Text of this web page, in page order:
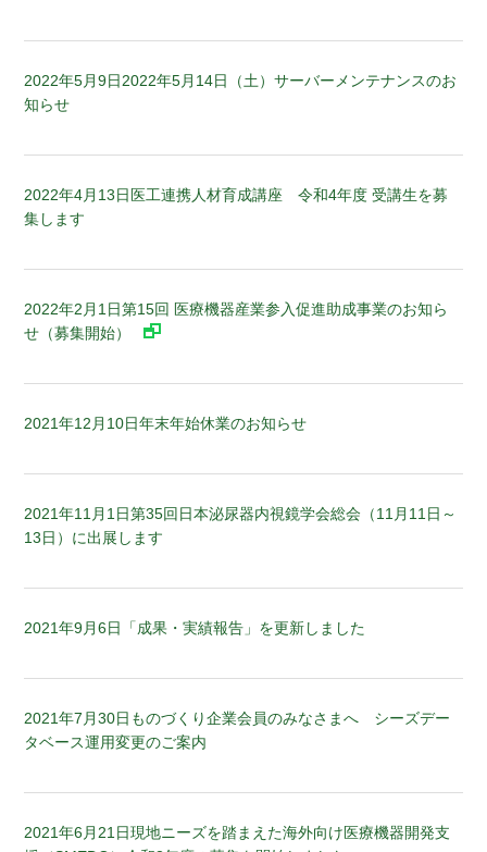
2022年5月9日2022年5月14日（土）サーバーメンテナンスのお
知らせ
2022年4月13日医工連携人材育成講座 令和4年度 受講生を募
集します
2022年2月1日第15回 医療機器産業参入促進助成事業のお知ら
せ（募集開始）
2021年12月10日年末年始休業のお知らせ
2021年11月1日第35回日本泌尿器内視鏡学会総会（11月11日～
13日）に出展します
2021年9月6日 「成果・実績報告」を更新しました
2021年7月30日 ものづくり企業会員のみなさまへ シーズデー
タベース運用変更のご案内
2021年6月21日現地ニーズを踏まえた海外向け医療機器開発支